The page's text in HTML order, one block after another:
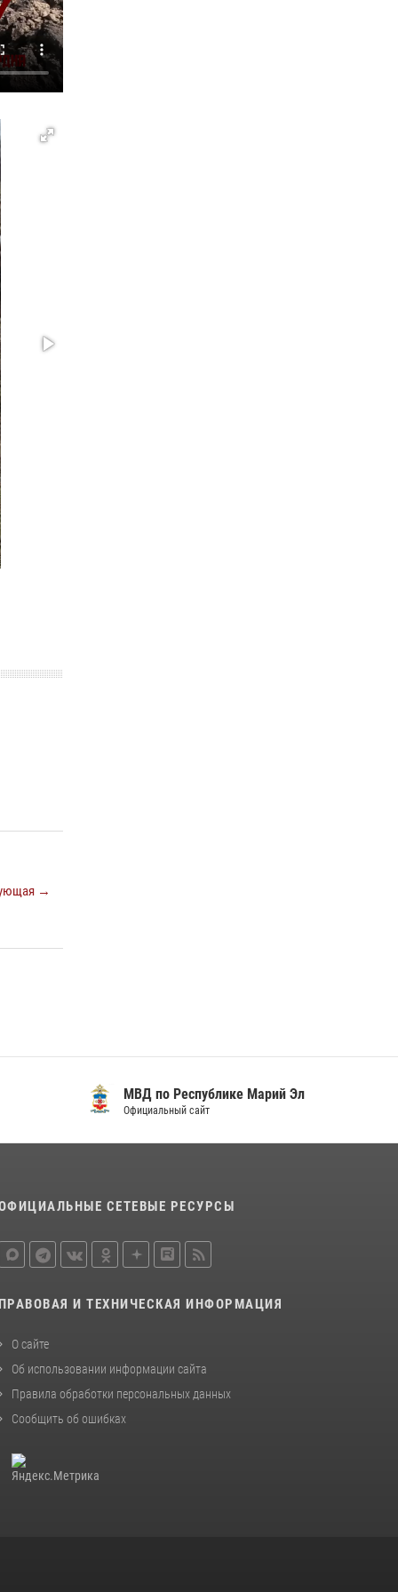
→
МВД по Республике Марий Эл
Официальный сайт
СЕТЕВЫЕ РЕСУРСЫ
ПРАВОВАЯ И ТЕХНИЧЕСКАЯ ИНФОРМАЦИЯ
О сайте
Об использовании информации сайта
Правила обработки персональных данных
Сообщить об ошибках